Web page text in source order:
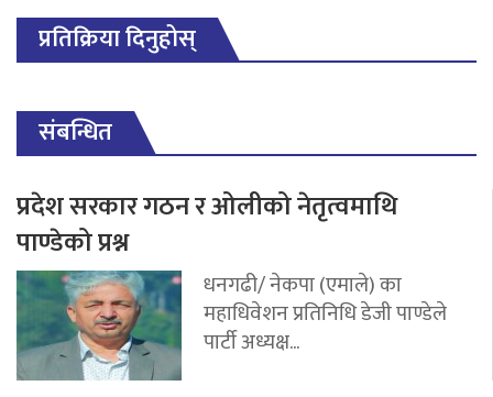
प्रतिक्रिया दिनुहोस्
संबन्धित
प्रदेश सरकार गठन र ओलीको नेतृत्वमाथि
पाण्डेको प्रश्न
धनगढी/ नेकपा (एमाले) का
महाधिवेशन प्रतिनिधि डेजी पाण्डेले
पार्टी अध्यक्ष...